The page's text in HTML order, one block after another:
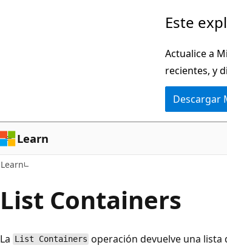
Este
Actualice a
recientes, y
Descargar
Learn
Learn
List Containers
La List Containers operación devuelve una